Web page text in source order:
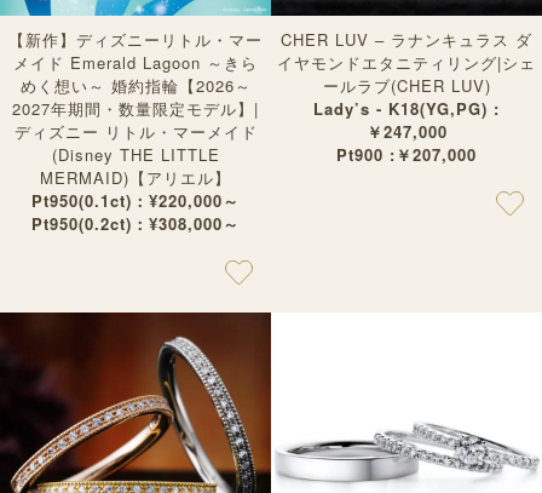
【新作】ディズニーリトル・マー
メイド Emerald Lagoon ～きら
めく想い～ 婚約指輪【2026～
2027年期間・数量限定モデル】|
ディズニー リトル・マーメイド
(Disney THE LITTLE
MERMAID)【アリエル】
Pt950(0.1ct)：¥220,000～
Pt950(0.2ct)：¥308,000～
CHER LUV – ラナンキュラス ダ
イヤモンドエタニティリング|シェ
ールラブ(CHER LUV)
Lady’s - K18(YG,PG) :
￥247,000
Pt900 :￥207,000